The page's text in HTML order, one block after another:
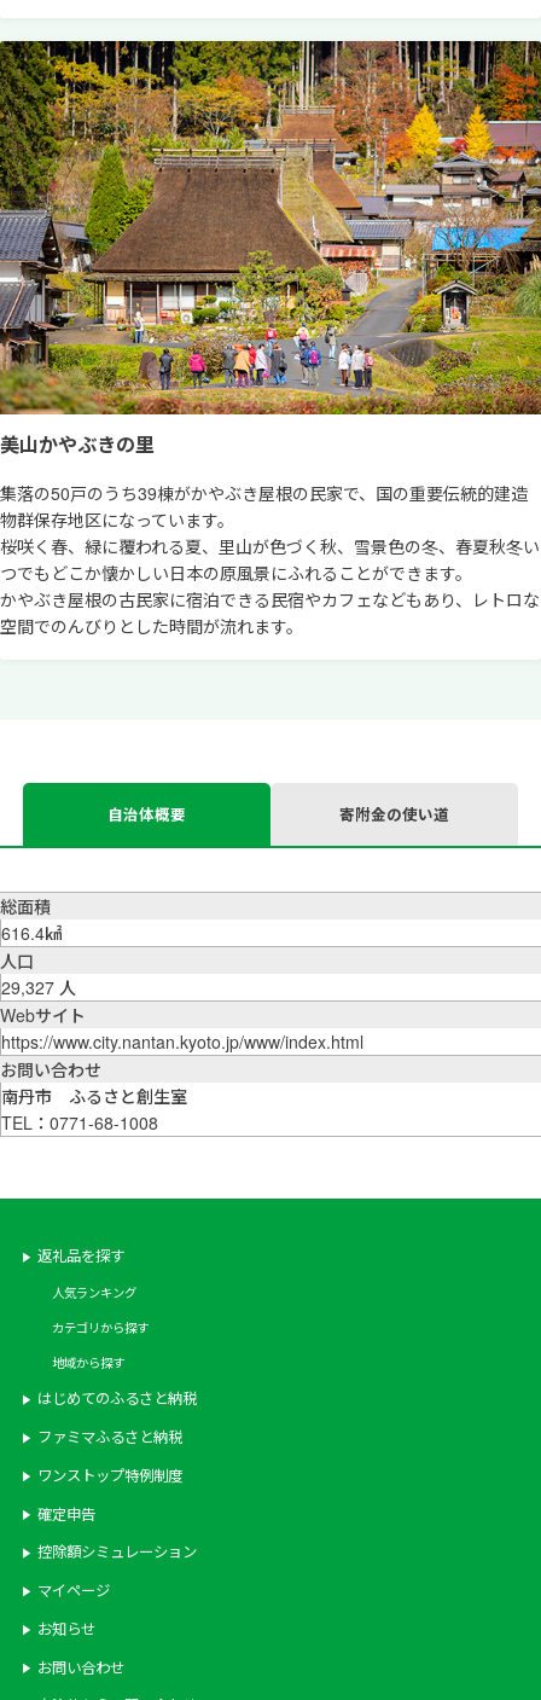
美山かやぶきの里
集落の50戸のうち39棟がかやぶき屋根の民家で、国の重要伝統的建造
物群保存地区になっています。
桜咲く春、緑に覆われる夏、里山が色づく秋、雪景色の冬、春夏秋冬い
つでもどこか懐かしい日本の原風景にふれることができます。
かやぶき屋根の古民家に宿泊できる民宿やカフェなどもあり、レトロな
空間でのんびりとした時間が流れます。
自治体概要 寄附金の使い道
総面積
616.4㎢
人口
29,327 人
Webサイト
https://www.city.nantan.kyoto.jp/www/index.html
お問い合わせ
南丹市 ふるさと創生室
TEL：0771-68-1008
返礼品を探す
人気ランキング
カテゴリから探す
地域から探す
はじめてのふるさと納税
ファミマふるさと納税
ワンストップ特例制度
確定申告
控除額シミュレーション
マイページ
お知らせ
お問い合わせ